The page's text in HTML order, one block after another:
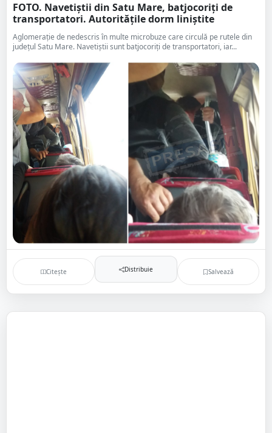
FOTO. Navetiștii din Satu Mare, batjocoriți de
transportatori. Autoritățile dorm liniștite
Aglomerație de nedescris în multe microbuze care circulă pe rutele din
județul Satu Mare. Navetiștii sunt batjocoriți de transportatori, iar...
Citește Distribuie Salvează